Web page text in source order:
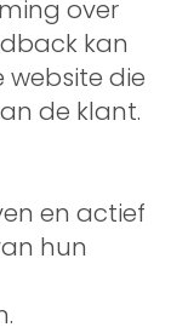
over
kan
website die
de klant.
en actief
hun